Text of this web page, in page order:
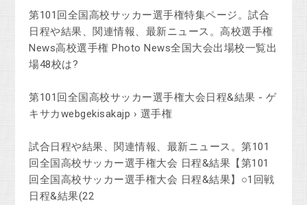
第101回全国高校サッカー選手権特集ページ。試合
日程や結果、関連情報、最新ニュース。高校選手権
News高校選手権 Photo News全国大会出場校一覧出
場48校は?
第101回全国高校サッカー選手権大会日程&結果 - ゲ
キサカwebgekisakajp › 選手権
試合日程や結果、関連情報、最新ニュース。第101
回全国高校サッカー選手権大会 日程&結果【第101
回全国高校サッカー選手権大会 日程&結果】○1回戦
日程&結果(22